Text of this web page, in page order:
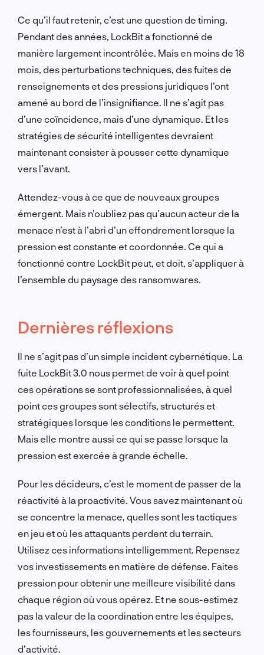
Ce qu’il faut retenir, c’est une question de timing.
Pendant des années, LockBit a fonctionné de
manière largement incontrôlée. Mais en moins de 18
mois, des perturbations techniques, des fuites de
renseignements et des pressions juridiques l’ont
amené au bord de l’insignifiance. Il ne s’agit pas
d’une coïncidence, mais d’une dynamique. Et les
stratégies de sécurité intelligentes devraient
maintenant consister à pousser cette dynamique
vers l’avant.
Attendez-vous à ce que de nouveaux groupes
émergent. Mais n’oubliez pas qu’aucun acteur de la
menace n’est à l’abri d’un effondrement lorsque la
pression est constante et coordonnée. Ce qui a
fonctionné contre LockBit peut, et doit, s’appliquer à
l’ensemble du paysage des ransomwares.
Dernières réflexions
Il ne s’agit pas d’un simple incident cybernétique. La
fuite LockBit 3.0 nous permet de voir à quel point
ces opérations se sont professionnalisées, à quel
point ces groupes sont sélectifs, structurés et
stratégiques lorsque les conditions le permettent.
Mais elle montre aussi ce qui se passe lorsque la
pression est exercée à grande échelle.
Pour les décideurs, c’est le moment de passer de la
réactivité à la proactivité. Vous savez maintenant où
se concentre la menace, quelles sont les tactiques
en jeu et où les attaquants perdent du terrain.
Utilisez ces informations intelligemment. Repensez
vos investissements en matière de défense. Faites
pression pour obtenir une meilleure visibilité dans
chaque région où vous opérez. Et ne sous-estimez
pas la valeur de la coordination entre les équipes,
les fournisseurs, les gouvernements et les secteurs
d’activité.